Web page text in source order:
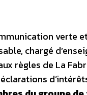
verte
chargé
règles de La